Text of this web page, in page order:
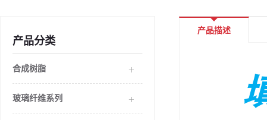
产品分类
合成树脂
玻璃纤维系列
产品描述